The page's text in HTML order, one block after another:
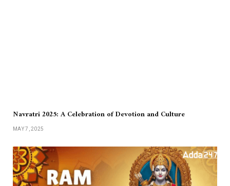
Navratri 2025: A Celebration of Devotion and Culture
MAY 7, 2025